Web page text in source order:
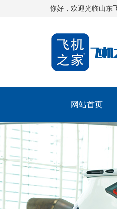
你好，欢迎光临山东
网站首页